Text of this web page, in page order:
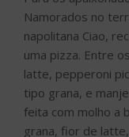
Namorados no
napolitana Ciao,
uma pizza. Entre
latte, pepperoni
tipo grana, e
feita com molho a
grana, fior de